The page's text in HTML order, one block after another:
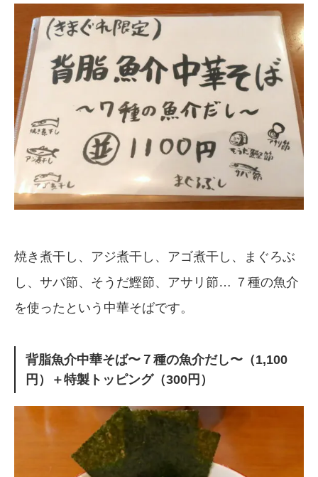
焼き煮干し、アジ煮干し、アゴ煮干し、まぐろぶ
し、サバ節、そうだ鰹節、アサリ節… ７種の魚介
を使ったという中華そばです。
背脂魚介中華そば〜７種の魚介だし〜（1,100
円）＋特製トッピング（300円）